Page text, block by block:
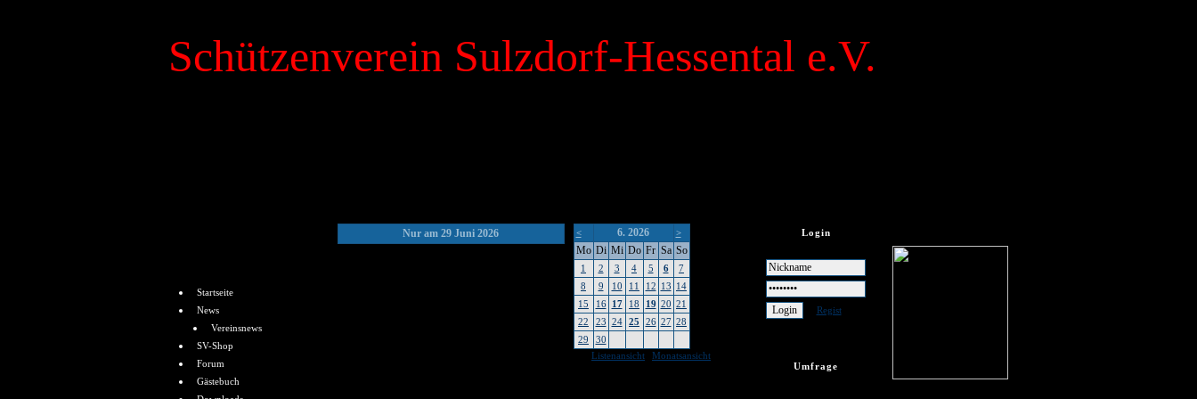
Schützenverein Sulzdorf-Hessental e.V.
Startseite
News
Vereinsnews
SV-Shop
Forum
Gästebuch
Nur am 29 Juni 2026 < 6. 2026 >
Mo Di Mi Do Fr Sa So
1 2 3 4 5 6
7
8
9 10 11 12 13 14
15
16 17 18 19 20 21
22
23 24 25 26 27 28
29
30
Listenansicht
Monatsansicht
Login
Regist
Umfrage